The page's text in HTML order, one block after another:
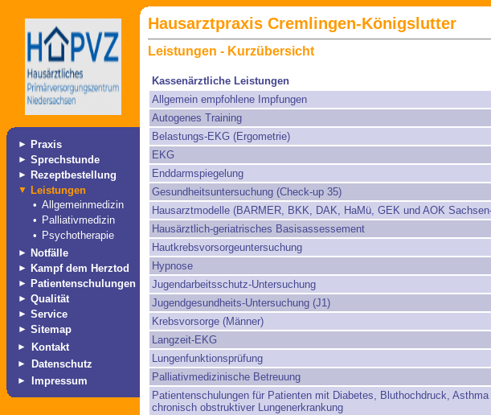
► Praxis
► Sprechstunde
► Rezeptbestellung
▼ Leistungen
• Allgemeinmedizin
• Palliativmedizin
• Psychotherapie
► Notfälle
► Kampf dem Herztod
► Patientenschulungen
► Qualität
► Service
► Sitemap
► Kontakt
► Datenschutz
► Impressum
Hausarztpraxis Cremlingen-Königslutter
Leistungen - Kurzübersicht
Kassenärztliche Leistungen
Allgemein empfohlene Impfungen
Autogenes Training
Belastungs-EKG (Ergometrie)
EKG
Enddarmspiegelung
Gesundheitsuntersuchung (Check-up 35)
Hausarztmodelle (BARMER, BKK, DAK, HaMü, GEK und AOK
Hausärztlich-geriatrisches Basisassessement
Hautkrebsvorsorgeuntersuchung
Hypnose
Jugendarbeitsschutz-Untersuchung
Jugendgesundheits-Untersuchung (J1)
Krebsvorsorge (Männer)
Langzeit-EKG
Lungenfunktionsprüfung
Palliativmedizinische Betreuung
Patientenschulungen für Patienten mit Diabetes, Bluthochdruck, Asthma
chronisch obstruktiver Lungenerkrankung